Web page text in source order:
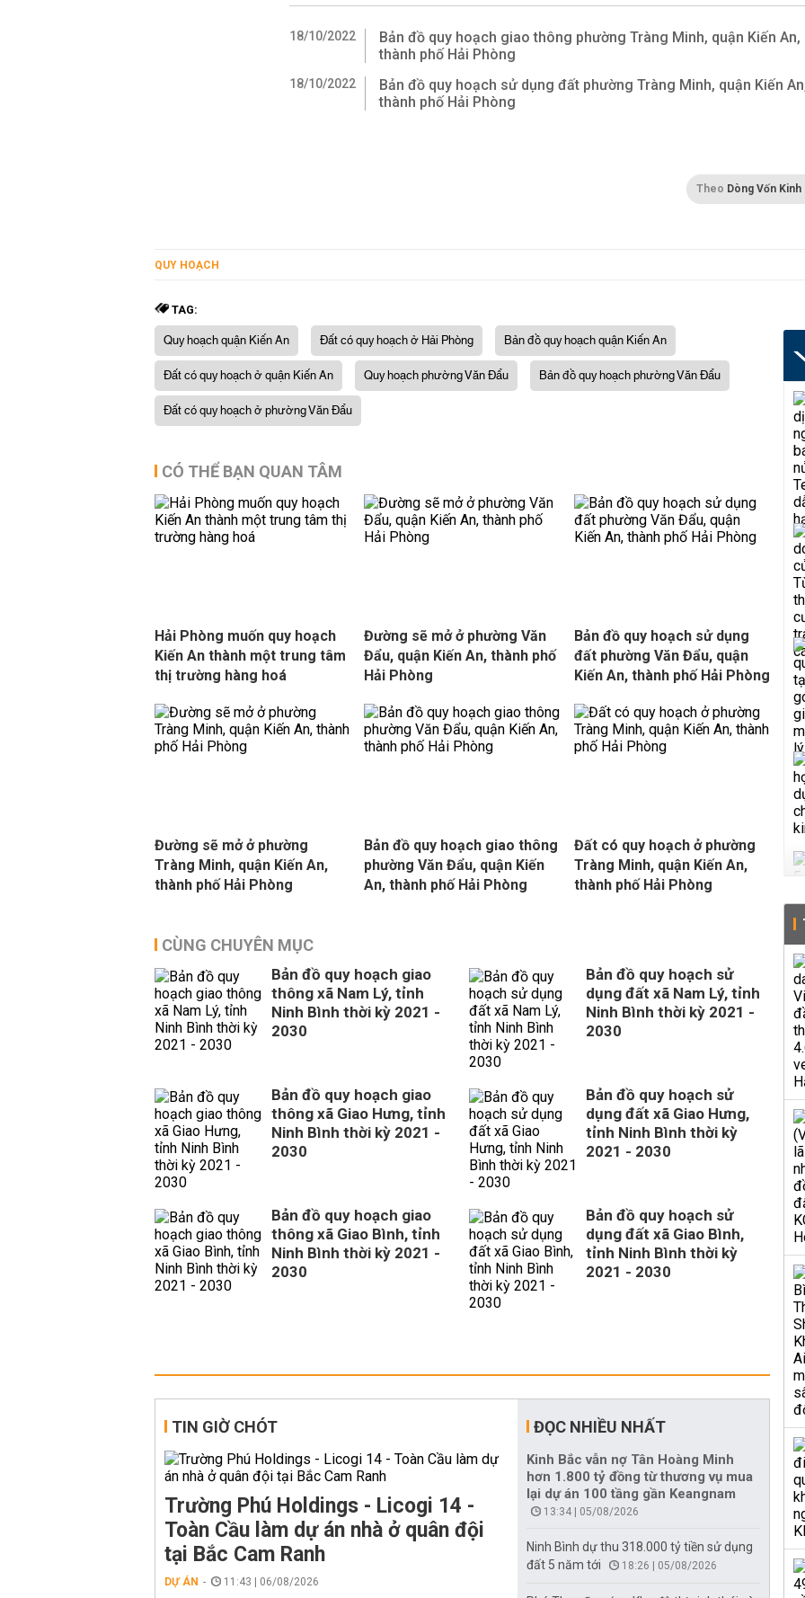
18/10/2022
Bản đồ quy hoạch giao thông phường Tràng Minh, quận Kiến An,
thành phố Hải Phòng
18/10/2022
Bản đồ quy hoạch sử dụng đất phường Tràng Minh, quận Kiến
thành phố Hải Phòng
Theo Dòng Vốn Kinh
QUY HOẠCH
TAG:
Quy hoạch quận Kiến An Đất có quy hoạch ở Hải Phòng
Bản đồ quy hoạch quận Kiến An
Đất có quy hoạch ở quận Kiến An
Quy hoạch phường Văn Đẩu
Bản đồ quy hoạch phường Văn Đẩu
Đất có quy hoạch ở phường Văn Đẩu
CÓ THỂ BẠN QUAN TÂM
Hải Phòng muốn quy hoạch
Kiến An thành một trung tâm
thị trường hàng hoá
Đường sẽ mở ở phường Văn
Đẩu, quận Kiến An, thành phố
Hải Phòng
Bản đồ quy hoạch sử dụng
đất phường Văn Đẩu, quận
Kiến An, thành phố Hải Phòng
Đường sẽ mở ở phường
Tràng Minh, quận Kiến An,
thành phố Hải Phòng
Bản đồ quy hoạch giao thông
phường Văn Đẩu, quận Kiến
An, thành phố Hải Phòng
Đất có quy hoạch ở phường
Tràng Minh, quận Kiến An,
thành phố Hải Phòng
CÙNG CHUYÊN MỤC
Bản đồ quy hoạch giao
thông xã Nam Lý, tỉnh
Ninh Bình thời kỳ 2021 -
2030
Bản đồ quy hoạch sử
dụng đất xã Nam Lý, tỉnh
Ninh Bình thời kỳ 2021 -
2030
Bản đồ quy hoạch giao
thông xã Giao Hưng, tỉnh
Ninh Bình thời kỳ 2021 -
2030
Bản đồ quy hoạch sử
dụng đất xã Giao Hưng,
tỉnh Ninh Bình thời kỳ
2021 - 2030
Bản đồ quy hoạch giao
thông xã Giao Bình, tỉnh
Ninh Bình thời kỳ 2021 -
2030
Bản đồ quy hoạch sử
dụng đất xã Giao Bình,
tỉnh Ninh Bình thời kỳ
2021 - 2030
TIN GIỜ CHÓT
Trường Phú Holdings - Licogi 14 -
Toàn Cầu làm dự án nhà ở quân đội
tại Bắc Cam Ranh
DỰ ÁN 11:43 | 06/08/2026
ĐỌC NHIỀU NHẤT
Kinh Bắc vẫn nợ Tân Hoàng Minh
hơn 1.800 tỷ đồng từ thương vụ mua
lại dự án 100 tầng gần Keangnam
13:34 | 05/08/2026
Ninh Bình dự thu 318.000 tỷ tiền sử dụng
đất 5 năm tới
18:26 | 05/08/2026